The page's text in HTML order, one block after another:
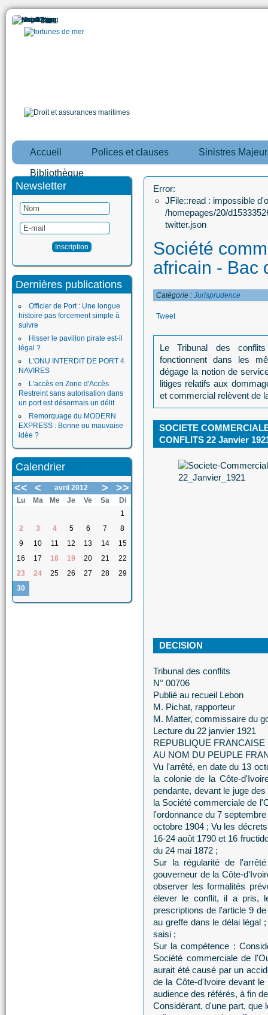
Accueil Polices et clauses Sinistres
Bibliothèque
Newsletter
Dernières publications
Officier de Port : Une longue
histoire pas forcement simple à
suivre
Hisser le pavillon pirate est-il
légal ?
L'ONU INTERDIT DE PORT 4
NAVIRES
L'accès en Zone d'Accès
Restreint sans autorisation dans
un port est désormais un délit
Remorquage du MODERN
EXPRESS : Bonne ou mauvaise
idée ?
Calendrier
<<
< avril 2012 > >>
Lu Ma Me Je Ve Sa
Di
1
2
3 4 5 6 7
8
9
10 11 12 13 14
15
16
17 18 19 20 21
22
23
24 25 26 27 28
29
30
Error:
JFile::read : impossible
/homepages/20/
twitter.json
Société
africain - Bac
Catégorie : Jurisprudence
Tweet
Le Tribunal des
fonctionnent dans les
dégage la notion de
litiges relatifs aux
et commercial relèvent de
SOCIETE
CONFLITS 22 Janvier
DECISION
Tribunal des conflits
N° 00706
Publié au recueil Lebon
M. Pichat, rapporteur
M. Matter, commissaire du
Lecture du 22 janvier 1921
REPUBLIQUE FRANCAISE
AU NOM DU PEUPLE
Vu l'arrêté, en date du 13
la colonie de la Côte-
pendante, devant le juge
la Société commerciale de
l'ordonnance du 7
octobre 1904 ; Vu les
16-24 août 1790 et 16
du 24 mai 1872 ;
Sur la régularité de
gouverneur de la Côte-
observer les formalités
élever le conflit, il a pris,
prescriptions de l'article 9
au greffe dans le délai légal
saisi ;
Sur la compétence :
Société commerciale de
aurait été causé par un
de la Côte-d'Ivoire devant
audience des référés, à fin
Considérant, d'une part, que